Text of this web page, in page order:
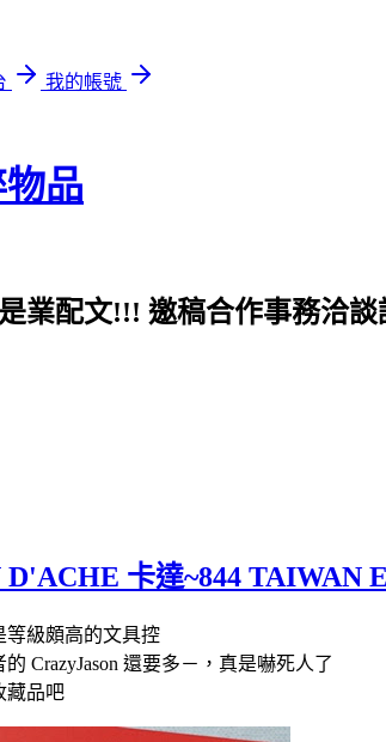
我的帳號
品
業配文!!! 邀稿合作事務洽談
卡達~844 TAIWAN
等級頗高的文具控
CrazyJason 還要多－，真是嚇死人了
藏品吧